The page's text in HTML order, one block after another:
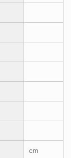
cm